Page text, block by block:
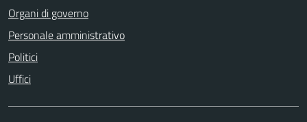
Organi di governo
Personale amministrativo
Politici
Uffici